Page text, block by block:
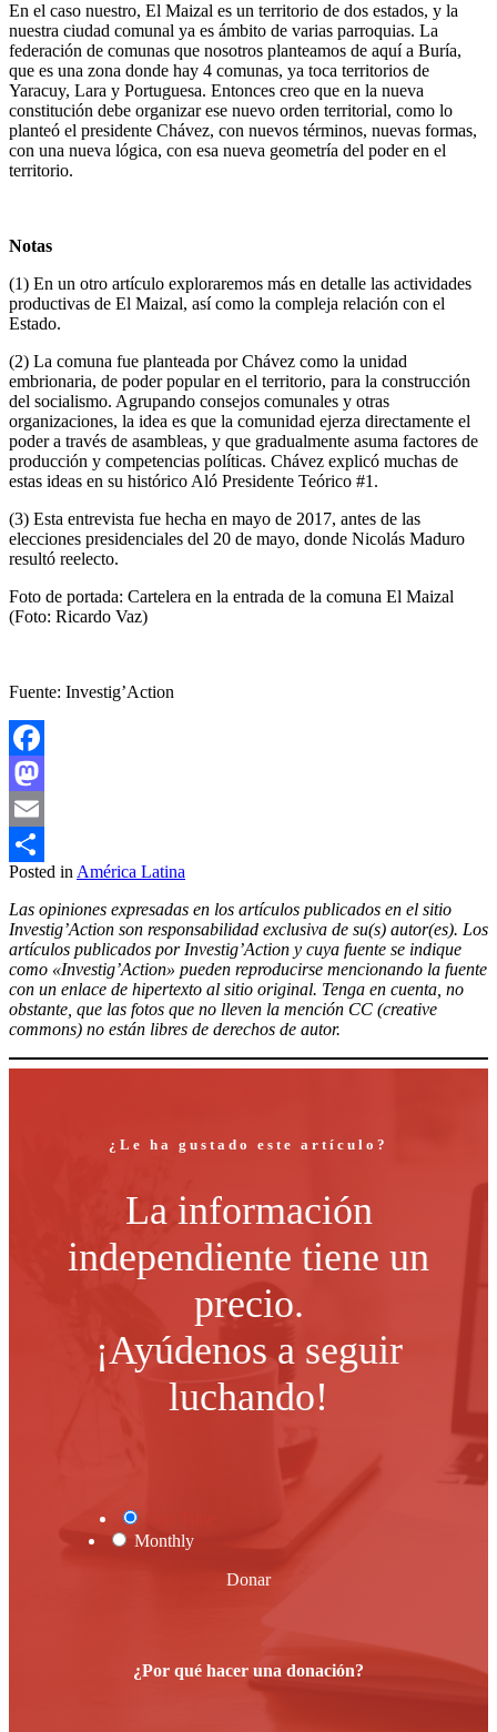
En el caso nuestro, El Maizal es un territorio de dos estados, y la
nuestra ciudad comunal ya es ámbito de varias parroquias. La
federación de comunas que nosotros planteamos de aquí a Buría,
que es una zona donde hay 4 comunas, ya toca territorios de
Yaracuy, Lara y Portuguesa. Entonces creo que en la nueva
constitución debe organizar ese nuevo orden territorial, como lo
planteó el presidente Chávez, con nuevos términos, nuevas formas,
con una nueva lógica, con esa nueva geometría del poder en el
territorio.
Notas
(1) En un otro artículo exploraremos más en detalle las actividades
productivas de El Maizal, así como la compleja relación con el
Estado.
(2) La comuna fue planteada por Chávez como la unidad
embrionaria, de poder popular en el territorio, para la construcción
del socialismo. Agrupando consejos comunales y otras
organizaciones, la idea es que la comunidad ejerza directamente el
poder a través de asambleas, y que gradualmente asuma factores de
producción y competencias políticas. Chávez explicó muchas de
estas ideas en su histórico Aló Presidente Teórico #1.
(3) Esta entrevista fue hecha en mayo de 2017, antes de las
elecciones presidenciales del 20 de mayo, donde Nicolás Maduro
resultó reelecto.
Foto de portada: Cartelera en la entrada de la comuna El Maizal
(Foto: Ricardo Vaz)
Fuente: Investig’Action
Facebook
Mastodon
Email
Compartir
Posted in América Latina
Las opiniones expresadas en los artículos publicados en el sitio
Investig’Action son responsabilidad exclusiva de su(s) autor(es). Los
artículos publicados por Investig’Action y cuya fuente se indique
como «Investig’Action» pueden reproducirse mencionando la fuente
con un enlace de hipertexto al sitio original. Tenga en cuenta, no
obstante, que las fotos que no lleven la mención CC (creative
commons) no están libres de derechos de autor.
¿Le ha gustado este artículo?
La información
independiente tiene un
precio.
¡Ayúdenos a seguir
luchando!
Monthly
Donar
¿Por qué hacer una donación?